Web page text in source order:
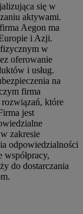
się w
aktywami.
Aegon ma
i Azji.
fizycznym w
oferowanie
i usług.
na
firma
które
jest
zakresie
odpowiedzialności
współpracy,
do dostarczania